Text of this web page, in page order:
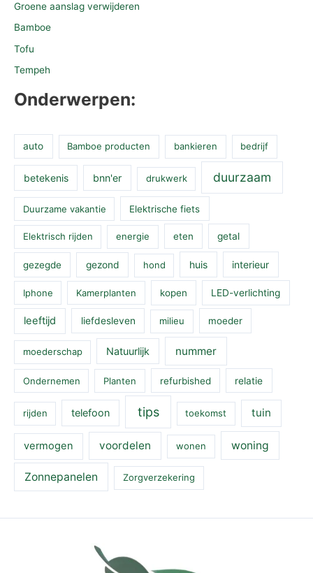
Groene aanslag verwijderen
Bamboe
Tofu
Tempeh
Onderwerpen:
auto Bamboe producten bankieren bedrijf
betekenis bnn'er drukwerk duurzaam
Duurzame vakantie Elektrische fiets
Elektrisch rijden energie eten getal
gezegde gezond hond huis interieur
Iphone Kamerplanten kopen LED-verlichting
leeftijd liefdesleven milieu moeder
moederschap Natuurlijk nummer
Ondernemen Planten refurbished relatie
rijden telefoon tips toekomst tuin
vermogen voordelen wonen woning
Zonnepanelen Zorgverzekering